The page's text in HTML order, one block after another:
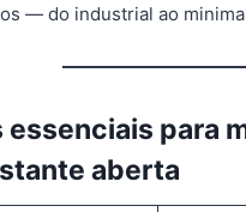
— do industrial ao
essenciais para
aberta